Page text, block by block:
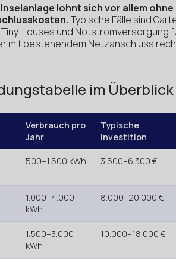
lohnt sich vor allem
Typische Fälle sind
Houses und Notstromversorgung
mit bestehendem Netzanschluss
im Überblick
Verbrauch pro
Jahr
Typische
Investition
500–1.500 kWh 3.500–6.300 €
1.000–4.000
kWh
8.000–20.000 €
1.500–3.000
kWh
10.000–18.000 €